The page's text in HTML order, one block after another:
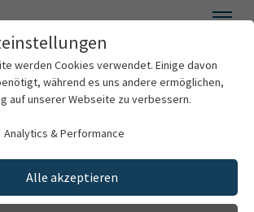
Zum Hauptinhalt springen
Gesichtschirurgie
Archiv
werden Cookies verwendet. Einige davon
während es uns andere ermöglichen,
auf unserer Webseite zu verbessern.
Analytics & Performance
Alle akzeptieren